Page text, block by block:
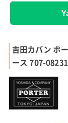
吉田カバン ポ
ース 707-08231